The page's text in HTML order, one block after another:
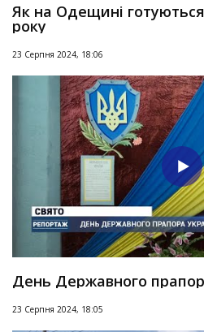
Як на Одещині
року
23 Серпня 2024, 18:06
День Державного
23 Серпня 2024, 18:05